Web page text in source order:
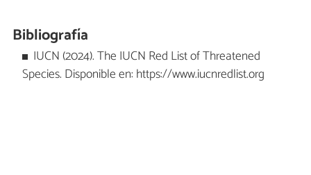
Bibliografía
IUCN (2024). The IUCN Red List of Threatened
Species. Disponible en: https://www.iucnredlist.org